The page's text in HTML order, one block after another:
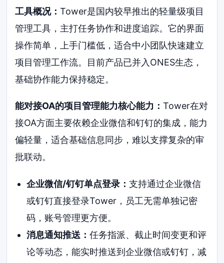
工具概况：Tower是国内较早推出的轻量级项目
管理工具，主打任务协作和进度追踪。它的界面
操作简单，上手门槛低，适合中小团队快速建立
项目管理工作流。目前产品已并入ONES生态，
基础协作能力保持稳定。
能对接OA的项目管理能力核心能力：Tower在对
接OA方面主要依赖企业微信和钉钉的集成，能力
偏轻量，适合基础信息同步，难以支撑复杂的审
批联动。
企业微信/钉钉单点登录： 支持通过企业微信
或钉钉直接登录Tower，员工无需单独记密
码，账号管理更方便。
消息通知推送： 任务指派、截止时间变更和评
论等动态，能实时推送到企业微信或钉钉，减